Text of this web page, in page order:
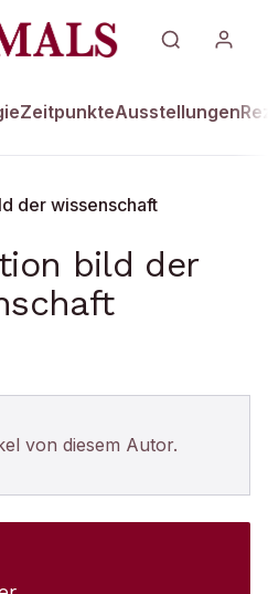
ZeitpunkteAusstellungen
der wissenschaft
bild der
von diesem Autor.